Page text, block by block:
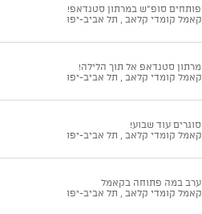
פותחים סופ"ש במרתון סטנדאפ!
קאמל קומדי קלאב , תל אביב-יפו
מרתון סטנדאפ אל תוך הלילה!
קאמל קומדי קלאב , תל אביב-יפו
סוגרים עוד שבוע!
קאמל קומדי קלאב , תל אביב-יפו
ערב במה פתוחה בקאמל
קאמל קומדי קלאב , תל אביב-יפו